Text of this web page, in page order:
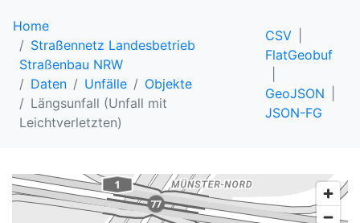
Home
Straßennetz Landesbetrieb
Straßenbau NRW
Daten
Unfälle
Objekte
Längsunfall (Unfall mit
Leichtverletzten)
CSV
FlatGeobuf
GeoJSON
JSON-FG